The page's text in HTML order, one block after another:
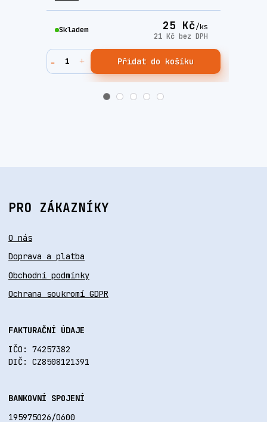
25 Kč/ks
21 Kč bez DPH
Skladem
Přidat do košíku
PRO ZÁKAZNÍKY
O nás
Doprava a platba
Obchodní podmínky
Ochrana soukromí GDPR
FAKTURAČNÍ ÚDAJE
IČO: 74257382
DIČ: CZ8508121391
BANKOVNÍ SPOJENÍ
195975026/0600